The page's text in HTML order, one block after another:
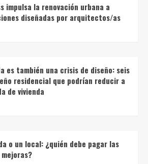
impulsa la renovación urbana a
diseñadas por arquitectos/as
es también una crisis de diseño: seis
residencial que podrían reducir a
de vivienda
o un local: ¿quién debe pagar las